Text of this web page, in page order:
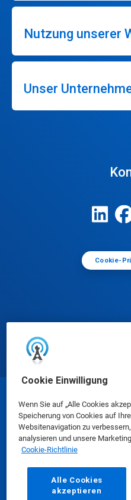
Cookie Einwilligung
Wenn Sie auf „Alle Cookies
Speicherung von Cookies auf
Websitenavigation zu
analysieren und unsere
Cookie-Richtlinie
Alle Cookies
akzeptieren
Nutzung unserer
Unser
Cookie-
©
Sicherheitsdatenblätter